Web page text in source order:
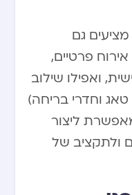
גם
פרטיים,
ואפילו שילוב
טאג וחדרי בריחה)
ליצור
ולתקציב של